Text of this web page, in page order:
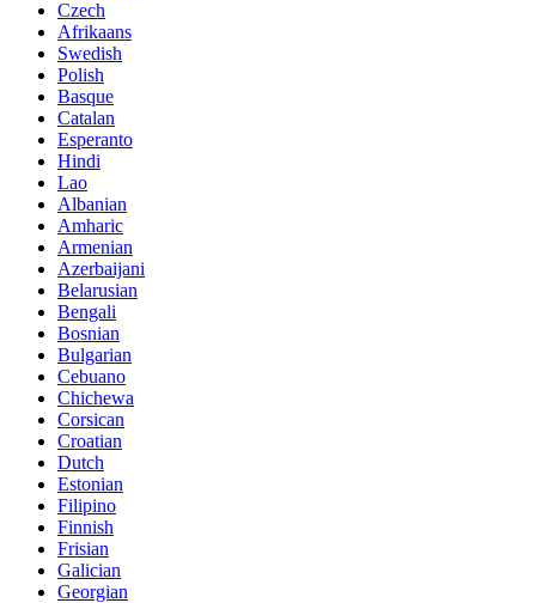
Czech
Afrikaans
Swedish
Polish
Basque
Catalan
Esperanto
Hindi
Lao
Albanian
Amharic
Armenian
Azerbaijani
Belarusian
Bengali
Bosnian
Bulgarian
Cebuano
Chichewa
Corsican
Croatian
Dutch
Estonian
Filipino
Finnish
Frisian
Galician
Georgian